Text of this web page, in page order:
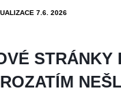
7.6. 2026
STRÁNKY